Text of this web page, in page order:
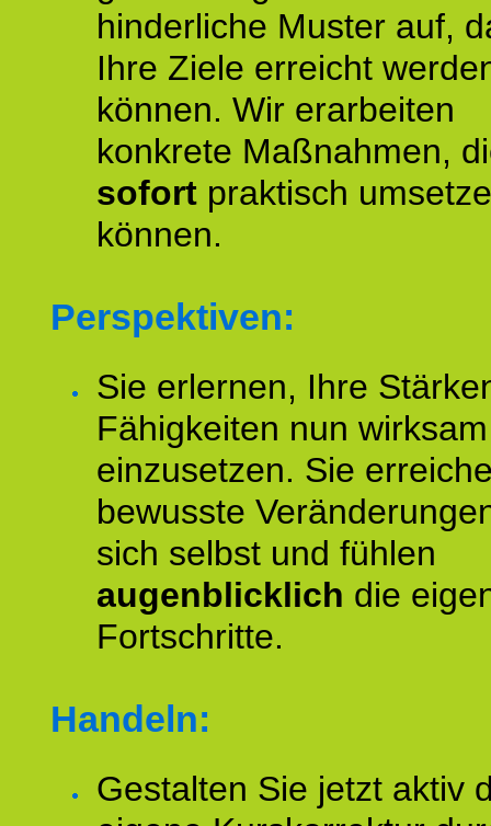
hinderliche Muster auf,
Ihre Ziele erreicht
können. Wir erarbeiten
konkrete Maßnahmen,
sofort praktisch
können.
Perspektiven:
Sie erlernen, Ihre
Fähigkeiten nun wirksam
einzusetzen. Sie
bewusste
sich selbst und fühlen
augenblicklich die
Fortschritte.
Handeln:
Gestalten Sie jetzt aktiv